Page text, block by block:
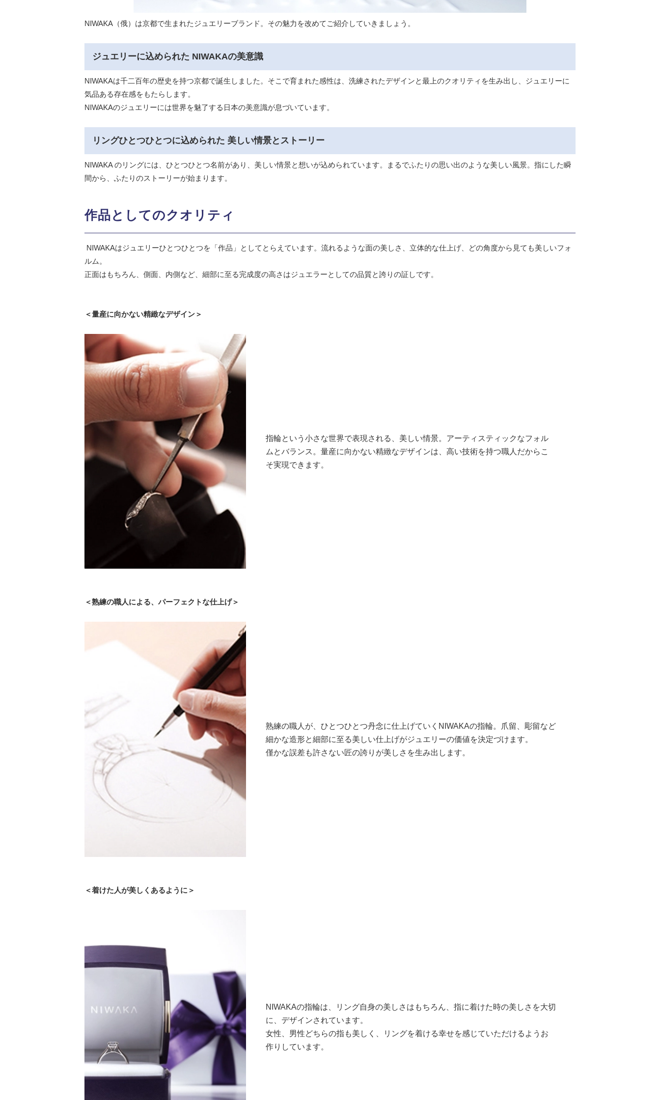
NIWAKA（俄）は京都で生まれたジュエリーブランド。その魅力を改めてご紹介していきましょう。
ジュエリーに込められた NIWAKAの美意識
NIWAKAは千二百年の歴史を持つ京都で誕生しました。そこで育まれた感性は、洗練されたデザインと最上のクオリティを生み出し、ジュエリーに
気品ある存在感をもたらします。
NIWAKAのジュエリーには世界を魅了する日本の美意識が息づいています。
リングひとつひとつに込められた 美しい情景とストーリー
NIWAKA のリングには、ひとつひとつ名前があり、美しい情景と想いが込められています。まるでふたりの思い出のような美しい風景。指にした瞬
間から、ふたりのストーリーが始まります。
作品としてのクオリティ
NIWAKAはジュエリーひとつひとつを「作品」としてとらえています。流れるような面の美しさ、立体的な仕上げ、どの角度から見ても美しいフォ
ルム。
正面はもちろん、側面、内側など、細部に至る完成度の高さはジュエラーとしての品質と誇りの証しです。
＜量産に向かない精緻なデザイン＞
指輪という小さな世界で表現される、美しい情景。アーティスティックなフォル
ムとバランス。量産に向かない精緻なデザインは、高い技術を持つ職人だからこ
そ実現できます。
＜熟練の職人による、パーフェクトな仕上げ＞
熟練の職人が、ひとつひとつ丹念に仕上げていくNIWAKAの指輪。爪留、彫留など
細かな造形と細部に至る美しい仕上げがジュエリーの価値を決定づけます。
僅かな誤差も許さない匠の誇りが美しさを生み出します。
＜着けた人が美しくあるように＞
NIWAKAの指輪は、リング自身の美しさはもちろん、指に着けた時の美しさを大切
に、デザインされています。
女性、男性どちらの指も美しく、リングを着ける幸せを感じていただけるようお
作りしています。